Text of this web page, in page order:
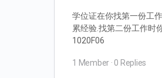
学位证在你找第一份工
累经验.找第二份工作时
1020F06
1 Member · 0 Replies